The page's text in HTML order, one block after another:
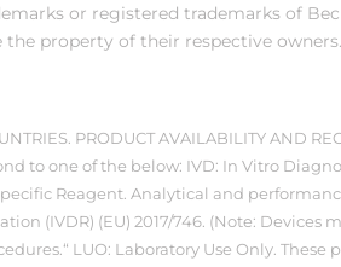
or registered trademarks of
property of their respective owners.
PRODUCT AVAILABILITY AND
to one of the below: IVD: In Vitro
Reagent. Analytical and
(IVDR) (EU) 2017/746. (Note: Devices
LUO: Laboratory Use Only.